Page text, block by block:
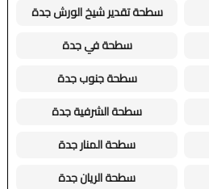
سطحة تقدير شيخ الورش جدة
سطحة في جدة
سطحة جنوب جدة
سطحة الشرفية جدة
سطحة المنار جدة
سطحة الريان جدة